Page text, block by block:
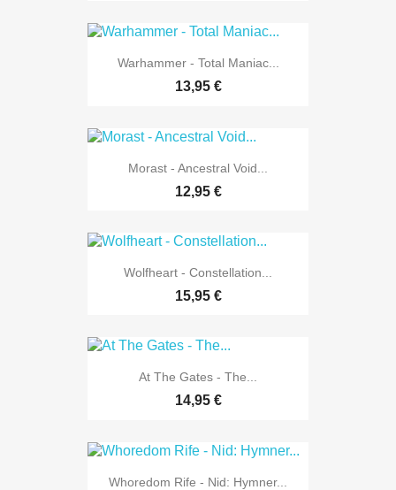
Warhammer - Total Maniac...
13,95 €
Morast - Ancestral Void...
12,95 €
Wolfheart - Constellation...
15,95 €
At The Gates - The...
14,95 €
Whoredom Rife - Nid: Hymner...